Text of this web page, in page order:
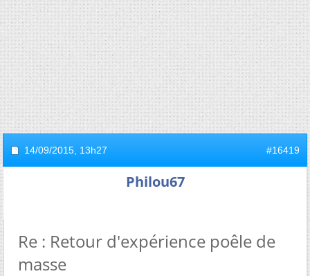
14/09/2015, 13h27 #16419
Philou67
Re : Retour d'expérience poêle de
masse